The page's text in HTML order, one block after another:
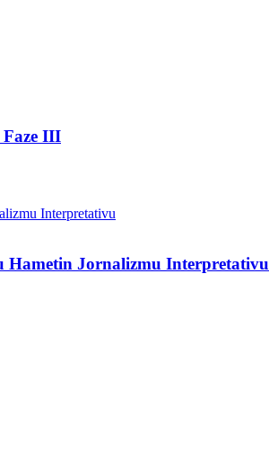
Faze III
Hametin Jornalizmu Interpretativu